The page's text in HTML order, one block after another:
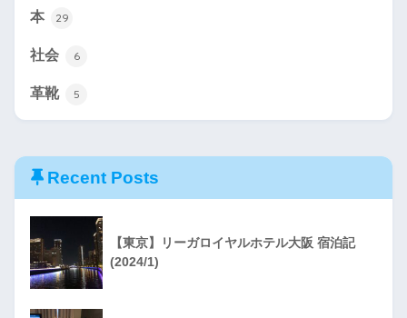
本 29
社会 6
革靴 5
Recent Posts
【東京】リーガロイヤルホテル大阪 宿泊記
(2024/1)